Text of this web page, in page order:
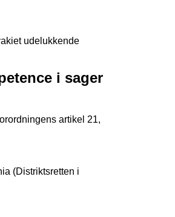
udelukkende
i sager
artikel 21,
(Distriktsretten i